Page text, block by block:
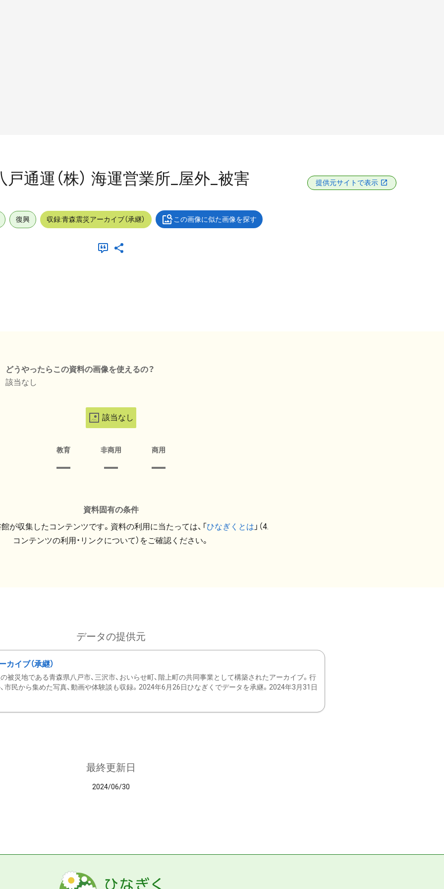
通運（株） 海運営業所_屋外_被害 提供元サイトで表示
復興 収録:青森震災アーカイブ（承継） この画像に似た画像を探す
どうやったらこの資料の画像を使えるの？
該当なし
該当なし
教育 非商用 商用
資料固有の条件
が収集したコンテンツです。資料の利用に当たっては、「ひなぎくとは 」（4.
コンテンツの利用・リンクについて）をご確認ください。
データの提供元
イブ（承継）
被災地である青森県八戸市、三沢市、おいらせ町、階上町の共同事業として構築されたアーカイブ。行
市民から集めた写真、動画や体験談も収録。2024年6月26日ひなぎくでデータを承継。2024年3月31日
最終更新日
2024/06/30